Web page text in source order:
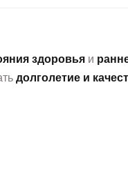
здоровья и
долголетие и